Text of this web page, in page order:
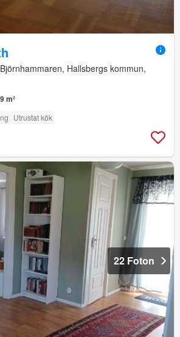
Hallsbergs kommun,
m²
Utrustat kök
22 Foton